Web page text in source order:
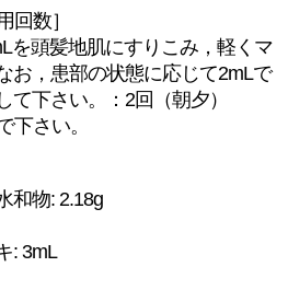
回数］
を頭髪地肌にすりこみ，軽くマ
お，患部の状態に応じて2mLで
下さい。：2回（朝夕）
下さい。
和物: 2.18g
: 3mL